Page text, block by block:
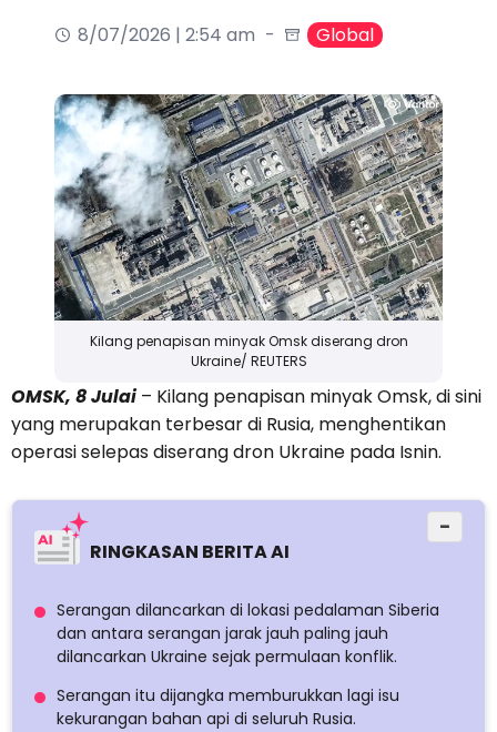
8/07/2026 | 2:54 am
Global
Kilang penapisan minyak Omsk diserang dron
Ukraine/ REUTERS
OMSK, 8 Julai– Kilang penapisan minyak Omsk, di sini
yang merupakan terbesar di Rusia, menghentikan
operasi selepas diserang dron Ukraine pada Isnin.
RINGKASAN BERITA AI
−
Serangan dilancarkan di lokasi pedalaman Siberia
dan antara serangan jarak jauh paling jauh
dilancarkan Ukraine sejak permulaan konflik.
Serangan itu dijangka memburukkan lagi isu
kekurangan bahan api di seluruh Rusia.